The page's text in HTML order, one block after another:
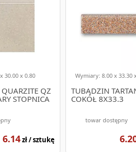
najwyższej jakości w
naszym Klientom zadowolenie z
które z pewnością spełnią Twoje
schody będzie dla Ciebie prosty i
dostawę zakupionych płytek na
stanie.
120x30 czy płytki na schody
idealne rozwiązanie dla
QZ
STOPNICA
30.00 x 0.80
6.14zł / sztukę
TUBĄDZIN
COKÓŁ 8X33.3
Wymiary: 8.00 x 33.30
towar dostępny